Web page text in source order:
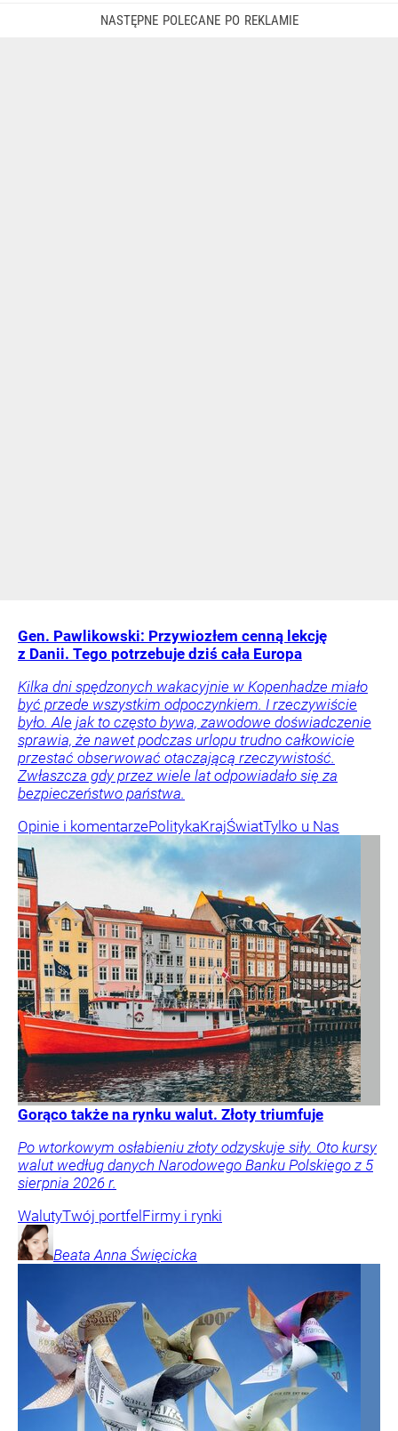
Gen. Pawlikowski: Przywiozłem cenną lekcję
z Danii. Tego potrzebuje dziś cała Europa
Kilka dni spędzonych wakacyjnie w Kopenhadze miało
być przede wszystkim odpoczynkiem. I rzeczywiście
było. Ale jak to często bywa, zawodowe doświadczenie
sprawia, że nawet podczas urlopu trudno całkowicie
przestać obserwować otaczającą rzeczywistość.
Zwłaszcza gdy przez wiele lat odpowiadało się za
bezpieczeństwo państwa.
Opinie i komentarzePolitykaKrajŚwiatTylko u Nas
Gorąco także na rynku walut. Złoty triumfuje
Po wtorkowym osłabieniu złoty odzyskuje siły. Oto kursy
walut według danych Narodowego Banku Polskiego z 5
sierpnia 2026 r.
WalutyTwój portfel Firmy i rynki
Beata Anna Święcicka